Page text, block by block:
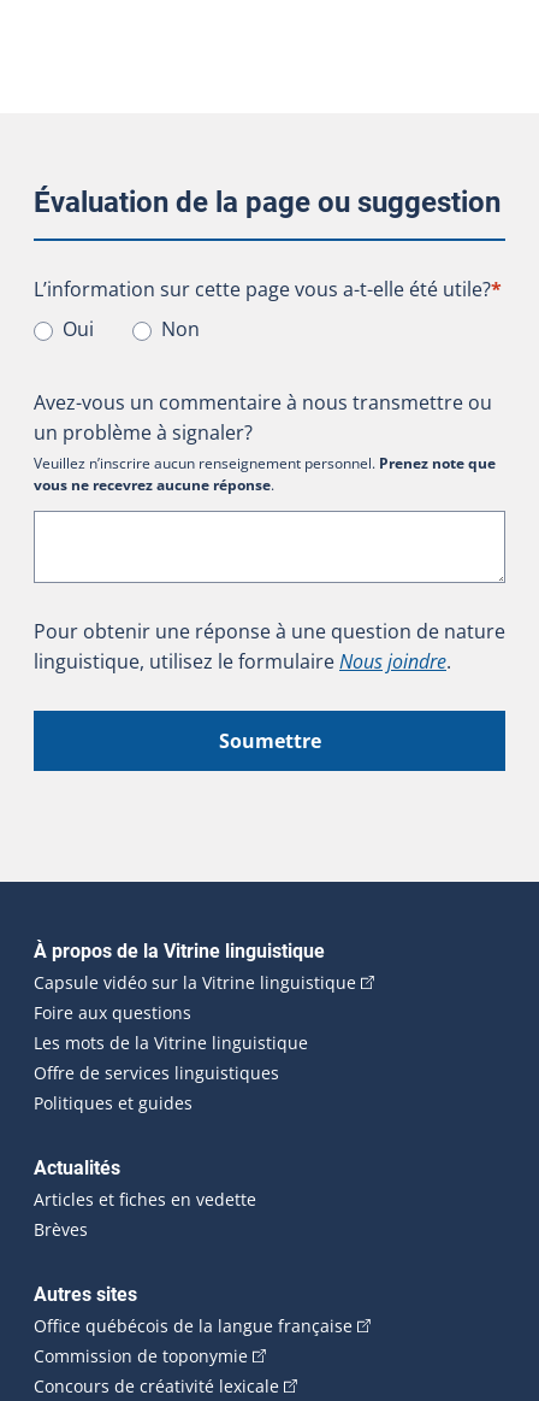
Évaluation de la page ou suggestion
L’information sur cette page vous a-t-elle été utile?
L’information sur cette page vous a-t-elle été utile?*
Oui
Non
Avez-vous un commentaire à nous transmettre ou
un problème à signaler?
Veuillez n’inscrire aucun renseignement personnel. Prenez note que
vous ne recevrez aucune réponse.
Pour obtenir une réponse à une question de nature
linguistique, utilisez le formulaireNous joindre.
Soumettre
Navigation principale
À propos de la Vitrine linguistique
Capsule vidéo sur la Vitrine linguistique(Cet hyperlien
Foire aux questions
Les mots de la Vitrine linguistique
Offre de services linguistiques
Politiques et guides
Actualités
Articles et fiches en vedette
Brèves
Autres sites
Office québécois de la langue française(Cet hyperlien
Commission de toponymie(Cet hyperlien externe s'ouvrira
Concours de créativité lexicale(Cet hyperlien externe